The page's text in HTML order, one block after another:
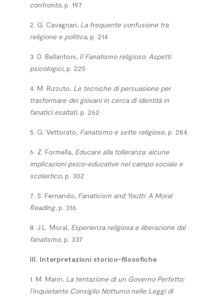
confronto, p. 197
2. G. Cavagnari, La frequente confusione tra
religione e politica, p. 214
3. D. Bellantoni, Il Fanatismo religioso. Aspetti
psicologici, p. 225
4. M. Rizzuto, Le tecniche di persuasione per
trasformare dei giovani in cerca di identità in
fanatici esaltati, p. 262
5. G. Vettorato, Fanatismo e sette religiose, p. 284
6. Z. Formella, Educare alla tolleranza: alcune
implicazioni psico-educative nel campo sociale e
scolastico, p. 302
7. S. Fernando, Fanaticism and Youth: A Moral
Reading, p. 316
8. J.L. Moral, Esperienza religiosa e liberazione dal
fanatismo, p. 337
III. Interpretazioni storico-filosofiche
1. M. Marin, La tentazione di un Governo Perfetto:
l’inquietante Consiglio Notturno nelle Leggi di